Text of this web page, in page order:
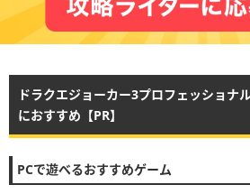
ドラクエジョーカー3プロフェッショナ
におすすめ【PR】
PCで遊べるおすすめゲーム